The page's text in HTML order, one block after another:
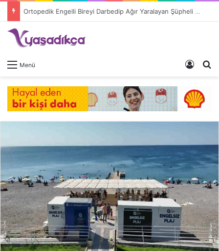
Ortopedik Engelli Bireyi Darbedip Ağır Yaralayan Şüpheli Tutuklandı
Menü Giriş